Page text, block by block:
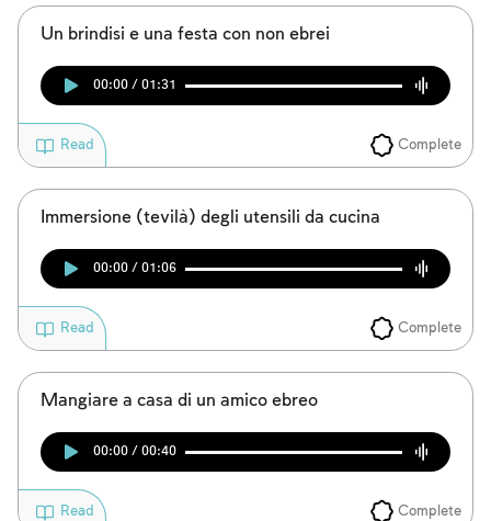
Un brindisi e una festa con non ebrei
00:00 / 01:31
Complete
Read
Immersione (tevilà) degli utensili da cucina
00:00 / 01:06
Complete
Read
Mangiare a casa di un amico ebreo
00:00 / 00:40
Complete
Read